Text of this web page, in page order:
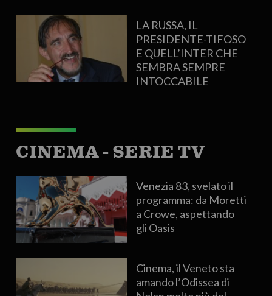
LA RUSSA, IL
PRESIDENTE-TIFOSO
E QUELL’INTER CHE
SEMBRA SEMPRE
INTOCCABILE
CINEMA - SERIE TV
Venezia 83, svelato il
programma: da Moretti
a Crowe, aspettando
gli Oasis
Cinema, il Veneto sta
amando l’Odissea di